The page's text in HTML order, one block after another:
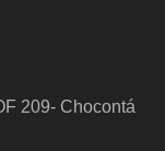
209- Chocontá